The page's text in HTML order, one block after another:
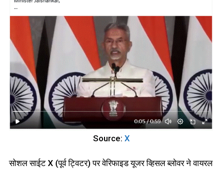
Source: X
सोशल साईट X (पूर्व ट्विटर) पर वेरिफाइड यूजर व्हिसल ब्लोवर ने वायरल